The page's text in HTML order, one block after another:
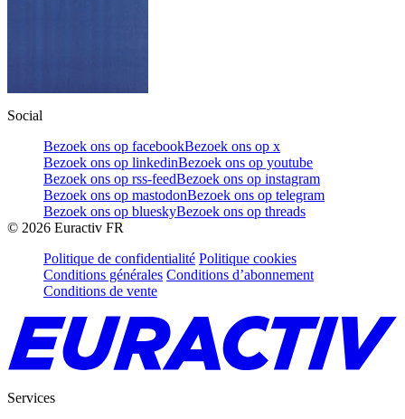
Social
Bezoek ons op facebookBezoek ons op x
Bezoek ons op linkedinBezoek ons op youtube
Bezoek ons op rss-feedBezoek ons op instagram
Bezoek ons op mastodonBezoek ons op telegram
Bezoek ons op blueskyBezoek ons op threads
© 2026 Euractiv FR
Politique de confidentialité Politique cookies
Conditions générales Conditions d’abonnement
Conditions de vente
Services